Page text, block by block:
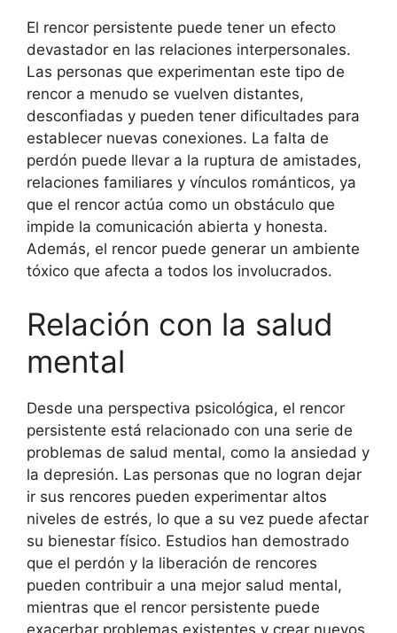
El rencor persistente puede tener un efecto
devastador en las relaciones interpersonales.
Las personas que experimentan este tipo de
rencor a menudo se vuelven distantes,
desconfiadas y pueden tener dificultades para
establecer nuevas conexiones. La falta de
perdón puede llevar a la ruptura de amistades,
relaciones familiares y vínculos románticos, ya
que el rencor actúa como un obstáculo que
impide la comunicación abierta y honesta.
Además, el rencor puede generar un ambiente
tóxico que afecta a todos los involucrados.
Relación con la salud
mental
Desde una perspectiva psicológica, el rencor
persistente está relacionado con una serie de
problemas de salud mental, como la ansiedad y
la depresión. Las personas que no logran dejar
ir sus rencores pueden experimentar altos
niveles de estrés, lo que a su vez puede afectar
su bienestar físico. Estudios han demostrado
que el perdón y la liberación de rencores
pueden contribuir a una mejor salud mental,
mientras que el rencor persistente puede
exacerbar problemas existentes y crear nuevos